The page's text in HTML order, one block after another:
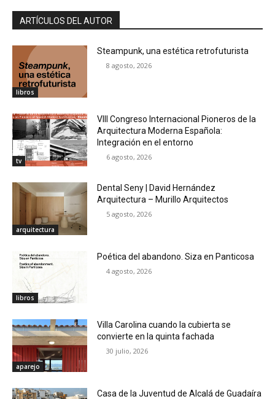
ARTÍCULOS DEL AUTOR
libros
Steampunk, una estética retrofuturista
8 agosto, 2026
tv
VIII Congreso Internacional Pioneros de la
Arquitectura Moderna Española:
Integración en el entorno
6 agosto, 2026
arquitectura
Dental Seny | David Hernández
Arquitectura – Murillo Arquitectos
5 agosto, 2026
libros
Poética del abandono. Siza en Panticosa
4 agosto, 2026
aparejo
Villa Carolina cuando la cubierta se
convierte en la quinta fachada
30 julio, 2026
Casa de la Juventud de Alcalá de Guadaíra